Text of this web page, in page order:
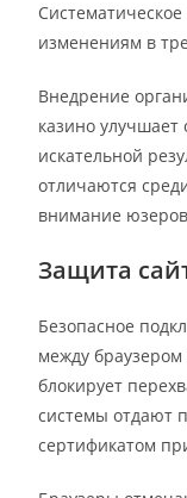
изменениям в
Внедрение
казино
искательной
отличаются
внимание
Защита
Безопасное
между браузером
блокирует
системы отдают
сертификатом